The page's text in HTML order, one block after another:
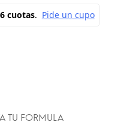
TU FORMULA